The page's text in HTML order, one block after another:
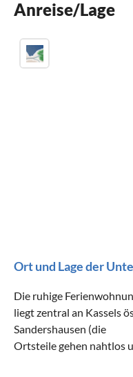
Küche
Gefrierfach
Mikrowelle
Nichtraucher
Kinder willkommen
Anreise/Lage
Ort und Lage der
Die ruhige
liegt zentral an Kassels
Sandershausen (die
Ortsteile gehen nahtlos